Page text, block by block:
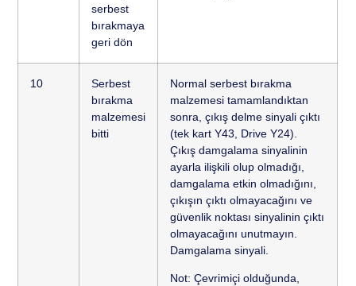
serbest
bırakmaya
geri dön
10
Serbest
bırakma
malzemesi
bitti
Normal serbest bırakma
malzemesi tamamlandıktan
sonra, çıkış delme sinyali çıktı
(tek kart Y43, Drive Y24).
Çıkış damgalama sinyalinin
ayarla ilişkili olup olmadığı,
damgalama etkin olmadığını,
çıkışın çıktı olmayacağını ve
güvenlik noktası sinyalinin çıktı
olmayacağını unutmayın.
Damgalama sinyali.
Not: Çevrimiçi olduğunda,